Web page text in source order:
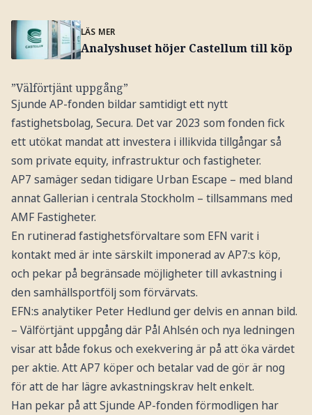
LÄS MER
Analyshuset höjer Castellum till köp
”Välförtjänt uppgång”
Sjunde AP-fonden bildar samtidigt ett nytt
fastighetsbolag, Secura. Det var 2023 som fonden fick
ett utökat mandat att investera i illikvida tillgångar så
som private equity, infrastruktur och fastigheter.
AP7 samäger sedan tidigare Urban Escape – med bland
annat Gallerian i centrala Stockholm – tillsammans med
AMF Fastigheter.
En rutinerad fastighetsförvaltare som EFN varit i
kontakt med är inte särskilt imponerad av AP7:s köp,
och pekar på begränsade möjligheter till avkastning i
den samhällsportfölj som förvärvats.
EFN:s analytiker Peter Hedlund ger delvis en annan bild.
– Välförtjänt uppgång där Pål Ahlsén och nya ledningen
visar att både fokus och exekvering är på att öka värdet
per aktie. Att AP7 köper och betalar vad de gör är nog
för att de har lägre avkastningskrav helt enkelt.
Han pekar på att Sjunde AP-fonden förmodligen har